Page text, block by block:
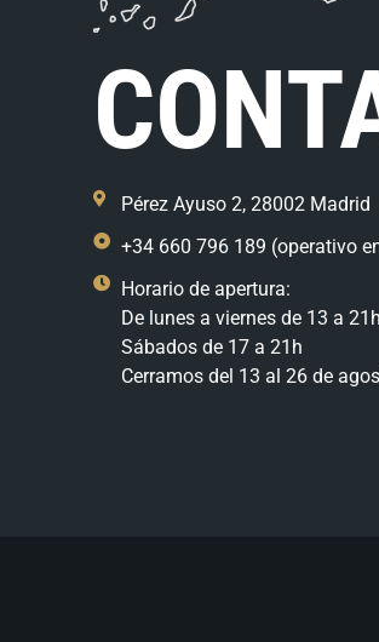
Pérez Ayuso 2, 28002 Madrid
+34 660 796 189 (operativo
Horario de apertura:
De lunes a viernes de 13 a 21h
Sábados de 17 a 21h
Cerramos del 13 al 26 de